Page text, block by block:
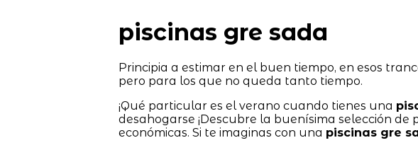
piscinas gre sada
Principia a estimar en el buen tiempo, en esos
pero para los que no queda tanto tiempo.
¡Qué particular es el verano cuando tienes una
desahogarse ¡Descubre la buenísima selección de
económicas. Si te imaginas con una piscinas gre